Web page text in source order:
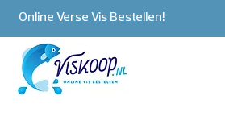
Online Verse Vis Bestellen!